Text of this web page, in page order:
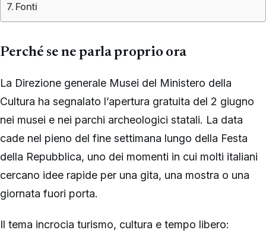
Fonti
Perché se ne parla proprio ora
La Direzione generale Musei del Ministero della
Cultura ha segnalato l’apertura gratuita del 2 giugno
nei musei e nei parchi archeologici statali. La data
cade nel pieno del fine settimana lungo della Festa
della Repubblica, uno dei momenti in cui molti italiani
cercano idee rapide per una gita, una mostra o una
giornata fuori porta.
Il tema incrocia turismo, cultura e tempo libero: